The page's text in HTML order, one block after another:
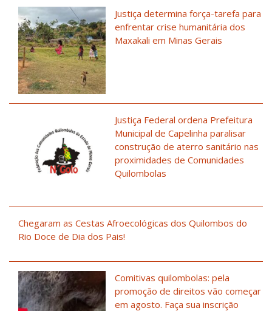
Justiça determina força-tarefa para
enfrentar crise humanitária dos
Maxakali em Minas Gerais
Justiça Federal ordena Prefeitura
Municipal de Capelinha paralisar
construção de aterro sanitário nas
proximidades de Comunidades
Quilombolas
Chegaram as Cestas Afroecológicas dos Quilombos do
Rio Doce de Dia dos Pais!
Comitivas quilombolas: pela
promoção de direitos vão começar
em agosto. Faça sua inscrição